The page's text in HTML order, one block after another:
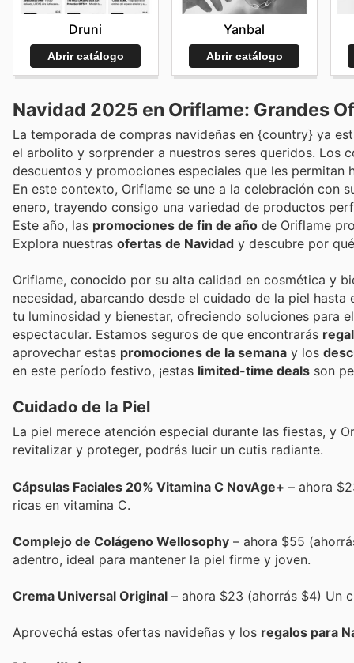
Druni
Abrir catálogo
Yanbal
Abrir catálogo
Navidad 2025 en Oriflame: Grandes
La temporada de compras navideñas en {country} ya
el arbolito y sorprender a nuestros seres queridos. Los
descuentos y promociones especiales que les permitan
En este contexto, Oriflame se une a la celebración con
enero, trayendo consigo una variedad de productos
Este año, las promociones de fin de año de Oriflame
Explora nuestras ofertas de Navidad y descubre por
Oriflame, conocido por su alta calidad en cosmética y
necesidad, abarcando desde el cuidado de la piel hasta
tu luminosidad y bienestar, ofreciendo soluciones para
espectacular. Estamos seguros de que encontrarás
aprovechar estas promociones de la semana y los
en este período festivo, ¡estas limited-time deals son
Cuidado de la Piel
La piel merece atención especial durante las fiestas, y
revitalizar y proteger, podrás lucir un cutis radiante.
Cápsulas Faciales 20% Vitamina C NovAge+ – ahora
ricas en vitamina C.
Complejo de Colágeno Wellosophy – ahora $55
adentro, ideal para mantener la piel firme y joven.
Crema Universal Original – ahora $23 (ahorrás $4) Un
Aprovechá estas ofertas navideñas y los regalos para